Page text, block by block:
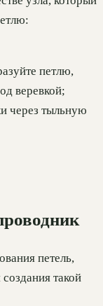
петлю,
веревкой;
через тыльную
петель,
такой